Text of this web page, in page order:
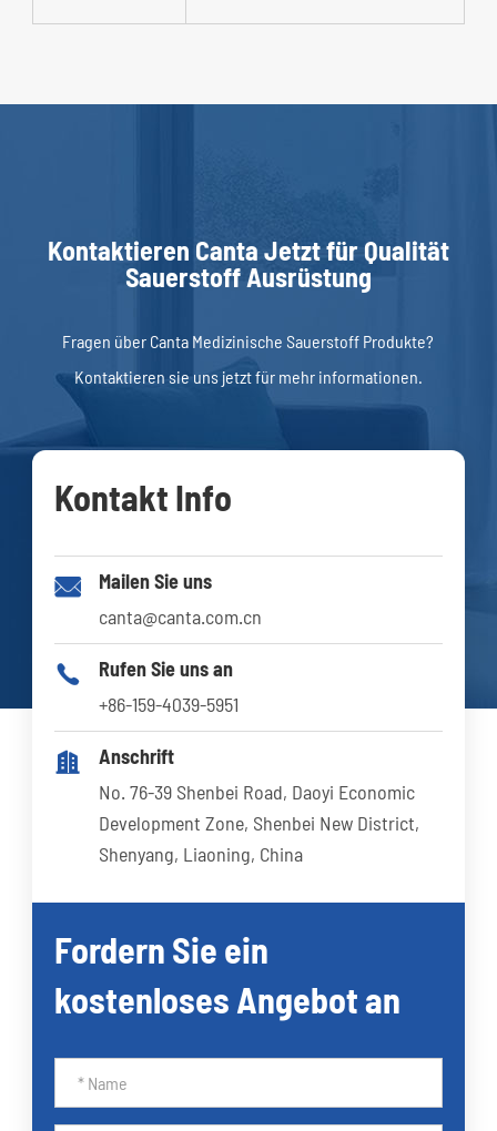
Kontaktieren Canta Jetzt für Qualität
Sauerstoff Ausrüstung
Fragen über Canta Medizinische Sauerstoff Produkte?
Kontaktieren sie uns jetzt für mehr informationen.
Kontakt Info

Mailen Sie uns
canta@canta.com.cn

Rufen Sie uns an
+86-159-4039-5951

Anschrift
No. 76-39 Shenbei Road, Daoyi Economic
Development Zone, Shenbei New District,
Shenyang, Liaoning, China
Fordern Sie ein
kostenloses Angebot an